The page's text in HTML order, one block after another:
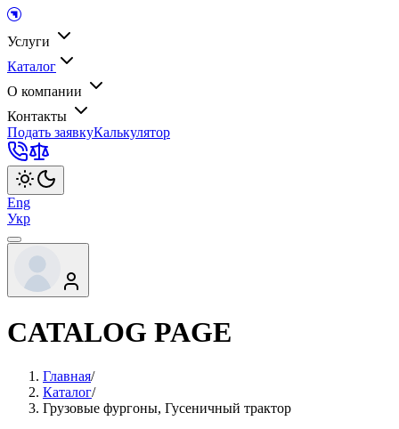
Услуги
Каталог
О компании
Контакты
Подать заявкуКалькулятор
Eng
Укр
CATALOG PAGE
Главная/
Каталог/
Грузовые фургоны, Гусеничный трактор